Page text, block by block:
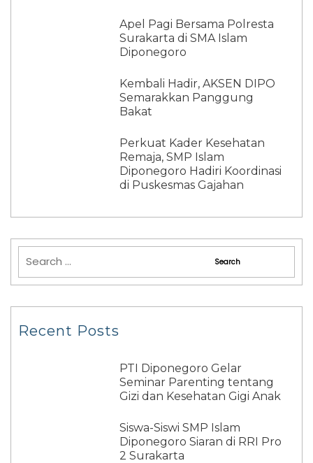
Apel Pagi Bersama Polresta
Surakarta di SMA Islam
Diponegoro
Kembali Hadir, AKSEN DIPO
Semarakkan Panggung
Bakat
Perkuat Kader Kesehatan
Remaja, SMP Islam
Diponegoro Hadiri Koordinasi
di Puskesmas Gajahan
Recent Posts
PTI Diponegoro Gelar
Seminar Parenting tentang
Gizi dan Kesehatan Gigi Anak
Siswa-Siswi SMP Islam
Diponegoro Siaran di RRI Pro
2 Surakarta